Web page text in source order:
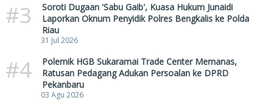
#3
Soroti Dugaan 'Sabu Gaib', Kuasa Hukum Junaidi
Laporkan Oknum Penyidik Polres Bengkalis ke Polda
Riau
31 Jul 2026
#4
Polemik HGB Sukaramai Trade Center Memanas,
Ratusan Pedagang Adukan Persoalan ke DPRD
Pekanbaru
03 Agu 2026